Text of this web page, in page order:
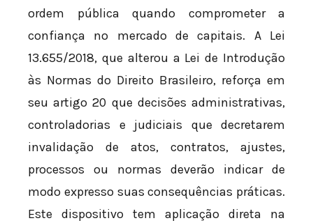
ordem pública quando comprometer a
confiança no mercado de capitais. A Lei
13.655/2018, que alterou a Lei de Introdução
às Normas do Direito Brasileiro, reforça em
seu artigo 20 que decisões administrativas,
controladorias e judiciais que decretarem
invalidação de atos, contratos, ajustes,
processos ou normas deverão indicar de
modo expresso suas consequências práticas.
Este dispositivo tem aplicação direta na